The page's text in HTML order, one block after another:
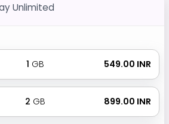
Unlimited
1 GB ₹ 549.00 INR
2 GB ₹ 899.00 INR